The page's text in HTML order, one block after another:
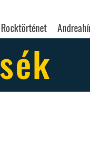
Rocktörténet